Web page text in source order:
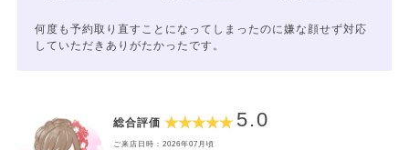
何度も予約取り直すことになってしまったのに嫌な顔せず対応
していただきありがたかったです。
総合評価 5.0
ご来店日時：2026年07月頃